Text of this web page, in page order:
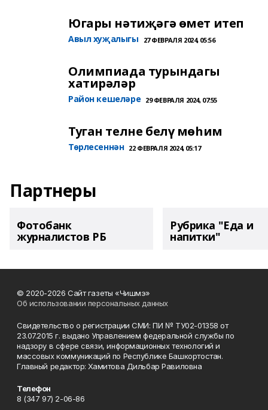
Югары нәтиҗәгә өмет итеп
Авыл хуҗалыгы 27 ФЕВРАЛЯ 2024, 05:56
Олимпиада турындагы
хатирәләр
Район кешеләре 29 ФЕВРАЛЯ 2024, 07:55
Туган телне белү мөһим
Төрлесеннән 22 ФЕВРАЛЯ 2024, 05:17
Партнеры
Фотобанк
журналистов РБ
Рубрика "Еда и
напитки"
© 2020-2026 Сайт газеты «Чишмэ»
Об использовании персональных данных
Свидетельство о регистрации СМИ: ПИ № ТУ02-01358 от
23.07.2015 г. выдано Управлением федеральной службы по
надзору в сфере связи, информационных технологий и
массовых коммуникаций по Республике Башкортостан.
Главный редактор: Хамитова Дильбар Равиловна
Телефон
8 (347 97) 2-06-86